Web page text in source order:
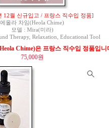
12월 신규입고 / 프랑스 직수입 정품]
에올라 차임(Heola Chime)
모델 : Mira(미라)
Therapy, Relaxation, Educational Tool
Chime)은 프랑스 직수입 정품입니
75,000원